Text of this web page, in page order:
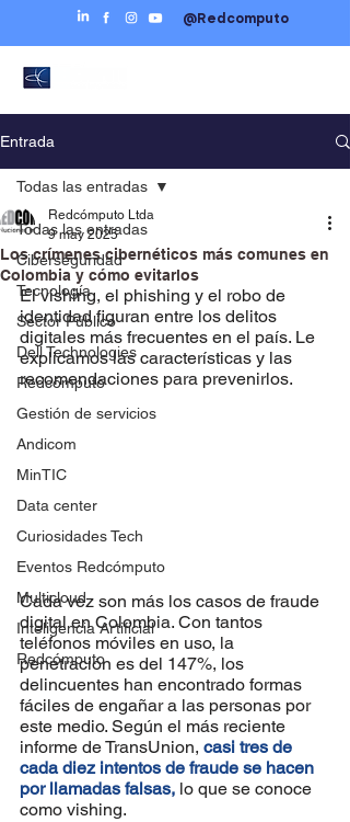
@Redcomputo
Entrada
Todas las entradas
Ciberseguridad
Tecnología
Sector Público
Dell Technologies
Redcómputo
Gestión de servicios
Andicom
MinTIC
Data center
Curiosidades Tech
Eventos Redcómputo
Multicloud
Inteligencia Artificial
Redcómputo
Todas las entradas
Los crímenes cibernéticos más comunes en
Colombia y cómo evitarlos
Redcómputo Ltda
9 may 2025
El vishing, el phishing y el robo de
identidad figuran entre los delitos
digitales más frecuentes en el país. Le
explicamos las características y las
recomendaciones para prevenirlos.
Cada vez son más los casos de fraude
digital en Colombia. Con tantos
teléfonos móviles en uso, la
penetración es del 147%, los
delincuentes han encontrado formas
fáciles de engañar a las personas por
este medio. Según el más reciente
informe de TransUnion, casi tres de
cada diez intentos de fraude se hacen
por llamadas falsas, lo que se conoce
como vishing.